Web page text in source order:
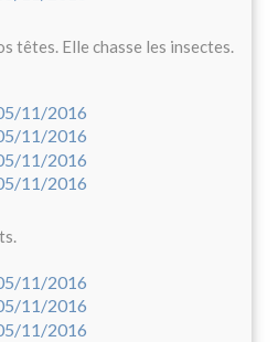
têtes. Elle chasse les insectes.